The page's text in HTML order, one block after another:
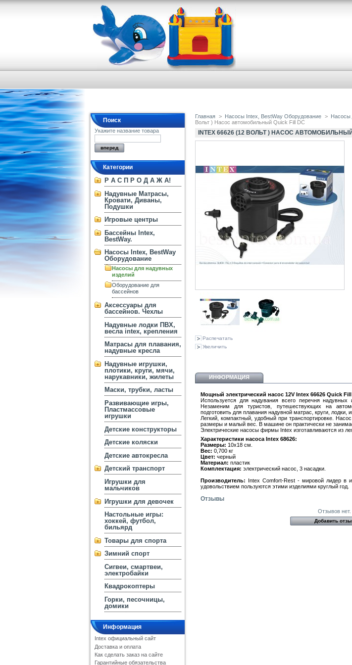
Поиск
Укажите название товара
Категории
Р А С П Р О Д А Ж А!
Надувные Матрасы,
Кровати, Диваны,
Подушки
Игровые центры
Бассейны Intex,
BestWay.
Насосы Intex, BestWay
Оборудование
Насосы для надувных
изделий
Оборудование для
бассейнов
Аксессуары для
бассейнов. Чехлы
Надувные лодки ПВХ,
весла intex, крепления
Матрасы для плавания,
надувные кресла
Надувные игрушки,
плотики, круги, мячи,
нарукавники, жилеты
Маски, трубки, ласты
Развивающие игры,
Пластмассовые
игрушки
Детские конструкторы
Детские коляски
Детские автокресла
Детский транспорт
Игрушки для
мальчиков
Игрушки для девочек
Настольные игры:
хоккей, футбол,
бильярд
Товары для спорта
Зимний спорт
Сигвеи, смартвеи,
электробайки
Квадрокоптеры
Горки, песочницы,
домики
Информация
Intex официальный сайт
Доставка и оплата
Как сделать заказ на сайте
Гарантийные обязательства
Главная > Насосы Intex, BestWay Оборудование > Насосы
Вольт ) Насос автомобильный Quick Fill DC
INTEX 66626 (12 ВОЛЬТ ) НАСОС АВТОМОБИЛЬНЫЙ
Распечатать
Увеличить
ИНФОРМАЦИЯ
Мощный электрический насос 12V Intex 66626 Quick Fill
Используется для надувания всего перечня надувных
Незаменим для туристов, путешествующих на
подготовить для плавания надувной матрас, круги, лодки,
Легкий, компактный, удобный при транспортировке.
размеры и малый вес. В машине он практически не
Электрические насосы фирмы Intex изготавливаются из
Характеристики насоса Intex 68626:
Размеры: 10х18 см.
Вес: 0,700 кг
Цвет: черный
Материал: пластик
Комплектация: электрический насос, 3 насадки.
Производитель: Intex Comfort-Rest - мировой лидер в
удовольствием пользуются этими изделиями круглый год.
Отзывы
Отзывов нет.